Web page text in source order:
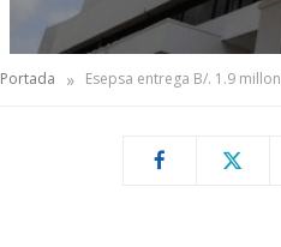
Portada »